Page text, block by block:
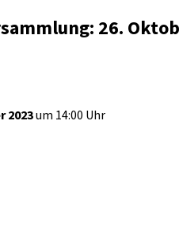
26.
2023um 14:00 Uhr